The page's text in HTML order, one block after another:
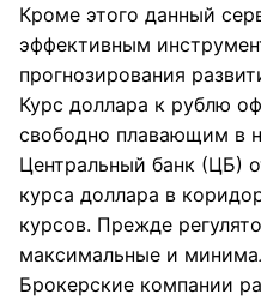
Кроме этого данный
эффективным
прогнозирования
Курс доллара к рублю
свободно плавающим в
Центральный банк (ЦБ)
курса доллара в
курсов. Прежде
максимальные и
Брокерские компании